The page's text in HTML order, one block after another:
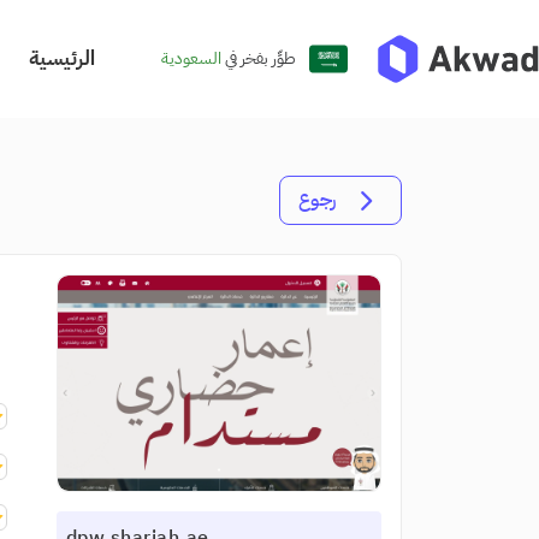
طوِّر بفخر فيالسعودية الرئيسية
رجوع